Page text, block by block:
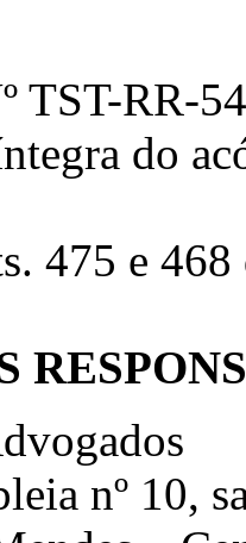
TST-RR-
do
475 e
nº 10,